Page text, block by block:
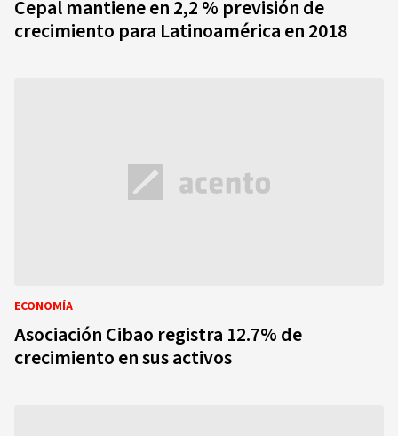
Cepal mantiene en 2,2 % previsión de
crecimiento para Latinoamérica en 2018
ECONOMÍA
Asociación Cibao registra 12.7% de
crecimiento en sus activos